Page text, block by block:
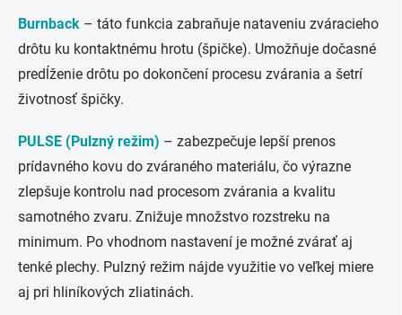
Burnback – táto funkcia zabraňuje nataveniu zváracieho
drôtu ku kontaktnému hrotu (špičke). Umožňuje dočasné
predĺženie drôtu po dokončení procesu zvárania a šetrí
životnosť špičky.
PULSE (Pulzný režim) – zabezpečuje lepší prenos
prídavného kovu do zváraného materiálu, čo výrazne
zlepšuje kontrolu nad procesom zvárania a kvalitu
samotného zvaru. Znižuje množstvo rozstreku na
minimum. Po vhodnom nastavení je možné zvárať aj
tenké plechy. Pulzný režim nájde využitie vo veľkej miere
aj pri hliníkových zliatinách.